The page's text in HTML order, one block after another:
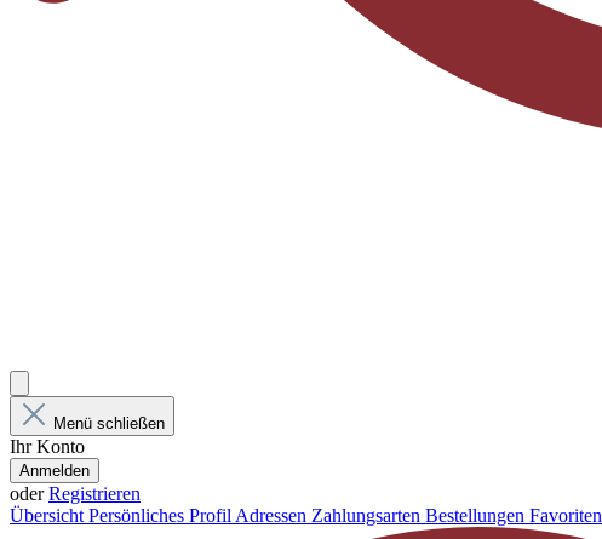
Menü schließen
Ihr Konto
Anmelden
oderRegistrieren
Übersicht Persönliches Profil Adressen Zahlungsarten Bestellungen Favoriten